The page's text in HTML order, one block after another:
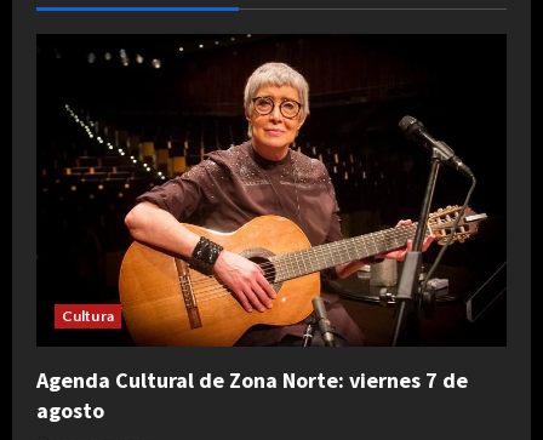
Cultura
Agenda Cultural de Zona Norte: viernes 7 de
agosto